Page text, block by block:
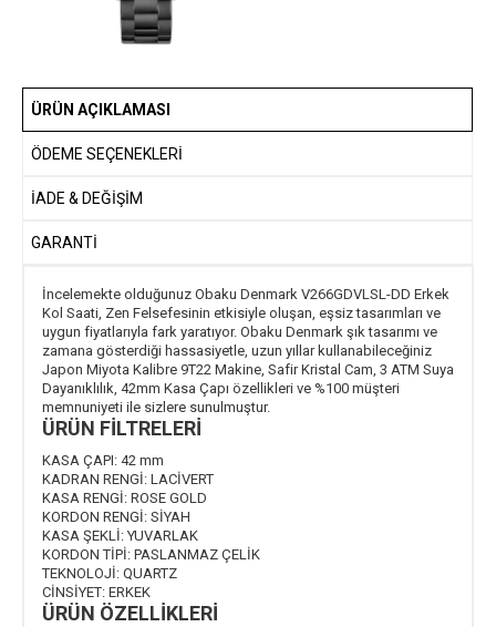
ÜRÜN AÇIKLAMASI
ÖDEME SEÇENEKLERI
İADE & DEĞİŞİM
GARANTİ
İncelemekte olduğunuz Obaku Denmark V266GDVLSL-DD Erkek
Kol Saati, Zen Felsefesinin etkisiyle oluşan, eşsiz tasarımları ve
uygun fiyatlarıyla fark yaratıyor. Obaku Denmark şık tasarımı ve
zamana gösterdiği hassasiyetle, uzun yıllar kullanabileceğiniz
Japon Miyota Kalibre 9T22 Makine, Safir Kristal Cam, 3 ATM Suya
Dayanıklılık, 42mm Kasa Çapı özellikleri ve %100 müşteri
memnuniyeti ile sizlere sunulmuştur.
ÜRÜN FİLTRELERİ
KASA ÇAPI: 42 mm
KADRAN RENGİ: LACİVERT
KASA RENGİ: ROSE GOLD
KORDON RENGİ: SİYAH
KASA ŞEKLİ: YUVARLAK
KORDON TİPİ: PASLANMAZ ÇELİK
TEKNOLOJİ: QUARTZ
CİNSİYET: ERKEK
ÜRÜN ÖZELLİKLERİ